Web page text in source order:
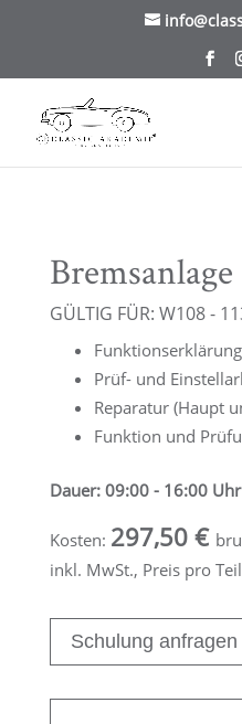
/* TablePress Highlight */
Bremsanlage
GÜLTIG FÜR: W108 -
Funktionserklärung
Prüf- und
Reparatur (Haupt
Funktion und
Dauer: 09:00 - 16:00 Uhr
Kosten: 297,50 €
inkl. MwSt., Preis pro
Schulung anfragen